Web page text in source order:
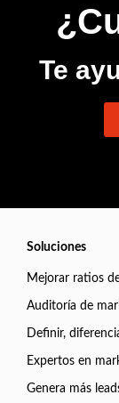
Te
Soluciones
Mejorar ratios
Auditoría de
Definir,
Expertos en
Genera más